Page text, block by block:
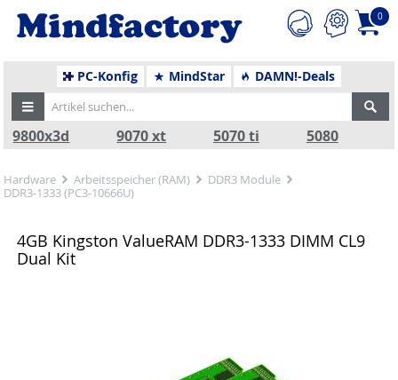
0
PC-Konfig MindStar DAMN!-Deals
9800x3d 9070 xt 5070 ti 5080
Hardware Arbeitsspeicher (RAM)
DDR3 Module
DDR3-1333 (PC3-10666U)
4GB Kingston ValueRAM DDR3-1333 DIMM CL9
Dual Kit